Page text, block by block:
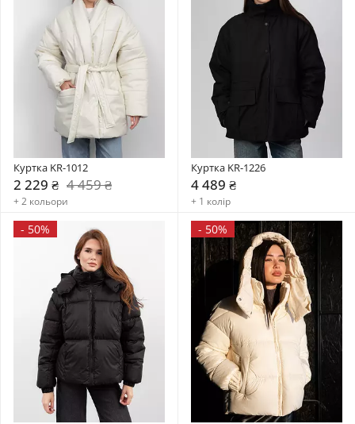
Куртка KR-1012
2 229 ₴ 4 459 ₴
+ 2 кольори
Куртка KR-1226
4 489 ₴
+ 1 колір
- 50% - 50%